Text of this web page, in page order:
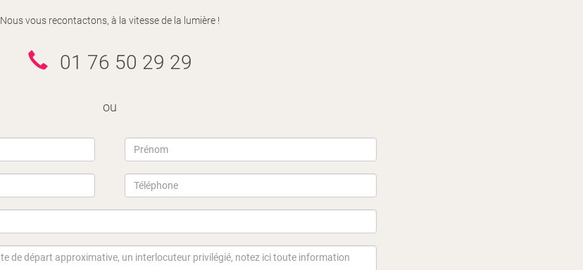
Nous vous recontactons, à la vitesse de la lumière !
01 76 50 29 29
ou